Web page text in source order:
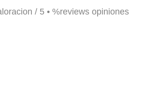
/ 5 • %reviews opiniones